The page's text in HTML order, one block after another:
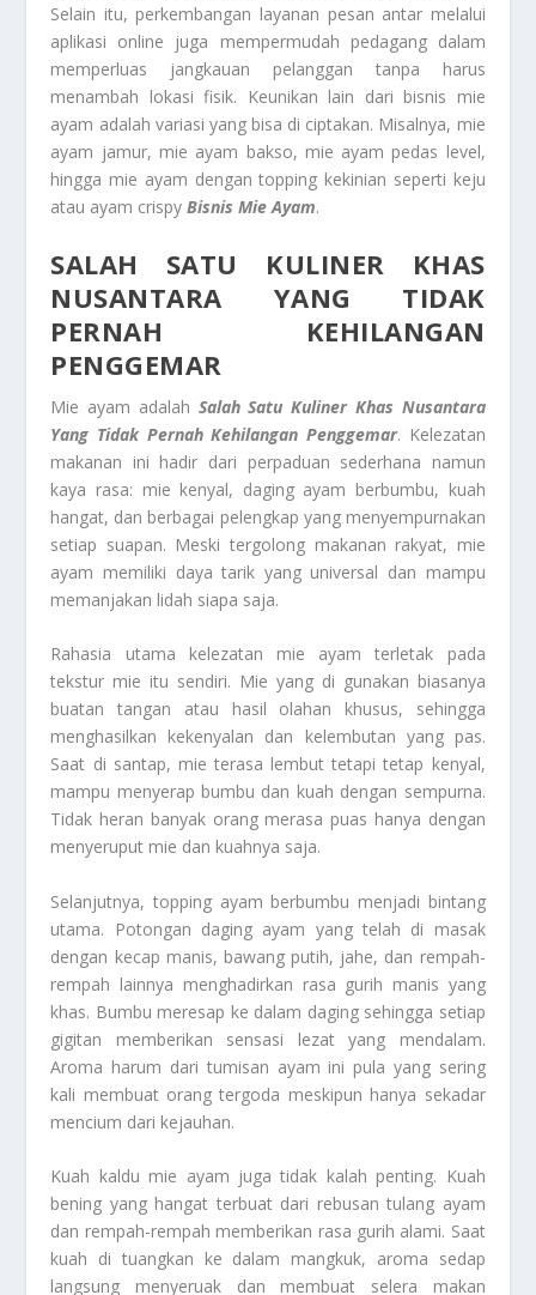
Selain itu, perkembangan layanan pesan antar melalui
aplikasi online juga mempermudah pedagang dalam
memperluas jangkauan pelanggan tanpa harus
menambah lokasi fisik. Keunikan lain dari bisnis mie
ayam adalah variasi yang bisa di ciptakan. Misalnya, mie
ayam jamur, mie ayam bakso, mie ayam pedas level,
hingga mie ayam dengan topping kekinian seperti keju
atau ayam crispy Bisnis Mie Ayam.
SALAH SATU KULINER KHAS
NUSANTARA YANG TIDAK
PERNAH KEHILANGAN
PENGGEMAR
Mie ayam adalah Salah Satu Kuliner Khas Nusantara
Yang Tidak Pernah Kehilangan Penggemar. Kelezatan
makanan ini hadir dari perpaduan sederhana namun
kaya rasa: mie kenyal, daging ayam berbumbu, kuah
hangat, dan berbagai pelengkap yang menyempurnakan
setiap suapan. Meski tergolong makanan rakyat, mie
ayam memiliki daya tarik yang universal dan mampu
memanjakan lidah siapa saja.
Rahasia utama kelezatan mie ayam terletak pada
tekstur mie itu sendiri. Mie yang di gunakan biasanya
buatan tangan atau hasil olahan khusus, sehingga
menghasilkan kekenyalan dan kelembutan yang pas.
Saat di santap, mie terasa lembut tetapi tetap kenyal,
mampu menyerap bumbu dan kuah dengan sempurna.
Tidak heran banyak orang merasa puas hanya dengan
menyeruput mie dan kuahnya saja.
Selanjutnya, topping ayam berbumbu menjadi bintang
utama. Potongan daging ayam yang telah di masak
dengan kecap manis, bawang putih, jahe, dan rempah-
rempah lainnya menghadirkan rasa gurih manis yang
khas. Bumbu meresap ke dalam daging sehingga setiap
gigitan memberikan sensasi lezat yang mendalam.
Aroma harum dari tumisan ayam ini pula yang sering
kali membuat orang tergoda meskipun hanya sekadar
mencium dari kejauhan.
Kuah kaldu mie ayam juga tidak kalah penting. Kuah
bening yang hangat terbuat dari rebusan tulang ayam
dan rempah-rempah memberikan rasa gurih alami. Saat
kuah di tuangkan ke dalam mangkuk, aroma sedap
langsung menyeruak dan membuat selera makan